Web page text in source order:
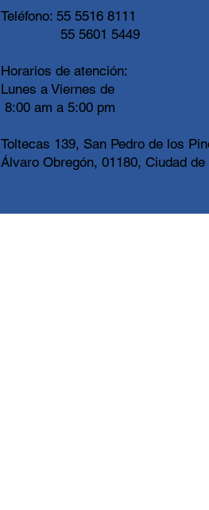
Teléfono: 55 5516 8111
55 5601 5449
Horarios de atención:
Lunes a Viernes de
8:00 am a 5:00 pm
Toltecas 139, San Pedro de los
Álvaro Obregón, 01180, Ciudad